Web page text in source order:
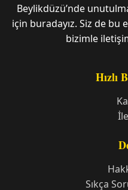
Beylikdüzü’nde
için buradayız. Siz de bu
bizimle
Hızlı
Sıkça